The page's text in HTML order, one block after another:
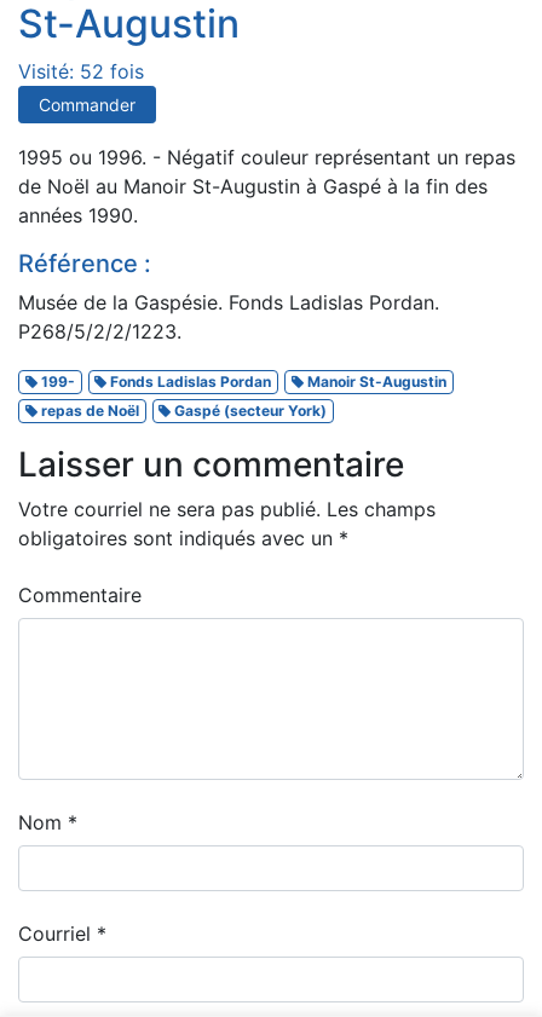
St-Augustin
Visité: 52 fois
Commander
1995 ou 1996. - Négatif couleur représentant un repas
de Noël au Manoir St-Augustin à Gaspé à la fin des
années 1990.
Référence :
Musée de la Gaspésie. Fonds Ladislas Pordan.
P268/5/2/2/1223.
199- Fonds Ladislas Pordan
Manoir St-Augustin
repas de Noël
Gaspé (secteur York)
Laisser un commentaire
Votre courriel ne sera pas publié. Les champs
obligatoires sont indiqués avec un *
Commentaire
Nom *
Courriel *